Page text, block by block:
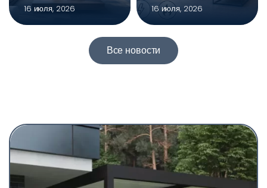
16 июля, 2026 16 июля, 2026
Все новости